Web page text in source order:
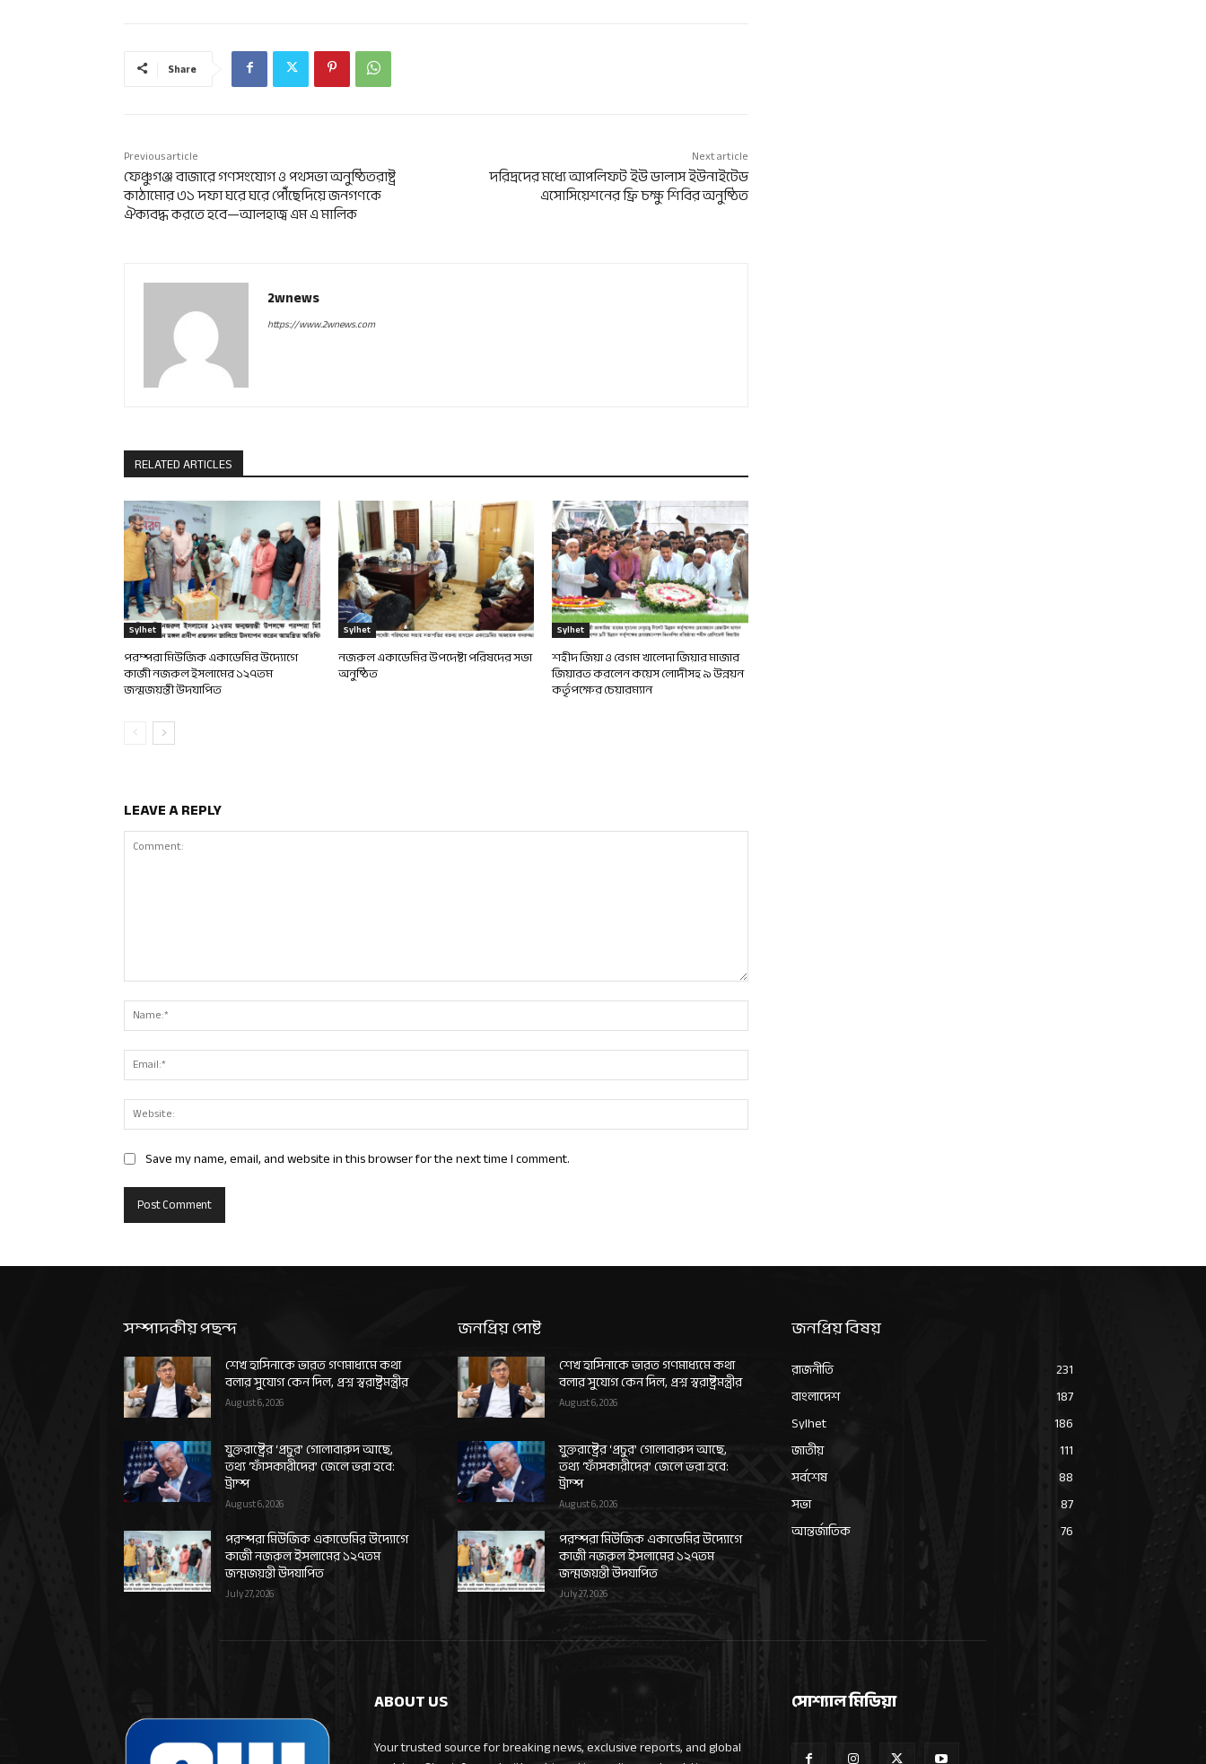
Share
Previous article
ফেঞ্চুগঞ্জ বাজারে গণসংযোগ ও পথসভা অনুষ্ঠিতরাষ্ট্র
কাঠামোর ৩১ দফা ঘরে ঘরে পৌঁছেদিয়ে জনগণকে
ঐক্যবদ্ধ করতে হবে—আলহাজ্ব এম এ মালিক
Next article
দরিদ্রদের মধ্যে আপলিফট ইউ ডালাস ইউনাইটেড
এসোসিয়েশনের ফ্রি চক্ষু শিবির অনুষ্ঠিত
2wnews
https://www.2wnews.com
RELATED ARTICLES
Sylhet
পরম্পরা মিউজিক একাডেমির উদ্যোগে
কাজী নজরুল ইসলামের ১২৭তম
জন্মজয়ন্তী উদযাপিত
Sylhet
নজরুল একাডেমির উপদেষ্টা পরিষদের সভা
অনুষ্ঠিত
Sylhet
শহীদ জিয়া ও বেগম খালেদা জিয়ার মাজার
জিয়ারত করলেন কয়েস লোদীসহ ৯ উন্নয়ন
কর্তৃপক্ষের চেয়ারম্যান
LEAVE A REPLY
Comment:
Name:*
Email:*
Website:
Save my name, email, and website in this browser for the next time I comment.
সম্পাদকীয় পছন্দ
শেখ হাসিনাকে ভারত গণমাধ্যমে কথা
বলার সুযোগ কেন দিল, প্রশ্ন স্বরাষ্ট্রমন্ত্রীর
August 6, 2026
যুক্তরাষ্ট্রের ‘প্রচুর’ গোলাবারুদ আছে,
তথ্য ‘ফাঁসকারীদের’ জেলে ভরা হবে:
ট্রাম্প
August 6, 2026
পরম্পরা মিউজিক একাডেমির উদ্যোগে
কাজী নজরুল ইসলামের ১২৭তম
জন্মজয়ন্তী উদযাপিত
July 27, 2026
জনপ্রিয় পোষ্ট
শেখ হাসিনাকে ভারত গণমাধ্যমে কথা
বলার সুযোগ কেন দিল, প্রশ্ন স্বরাষ্ট্রমন্ত্রীর
August 6, 2026
যুক্তরাষ্ট্রের ‘প্রচুর’ গোলাবারুদ আছে,
তথ্য ‘ফাঁসকারীদের’ জেলে ভরা হবে:
ট্রাম্প
August 6, 2026
পরম্পরা মিউজিক একাডেমির উদ্যোগে
কাজী নজরুল ইসলামের ১২৭তম
জন্মজয়ন্তী উদযাপিত
July 27, 2026
জনপ্রিয় বিষয়
রাজনীতি
231
বাংলাদেশ
187
Sylhet
186
জাতীয়
111
সর্বশেষ
88
সভা
87
আন্তর্জাতিক
76
ABOUT US
Your trusted source for breaking news, exclusive reports, and global
সোশ্যাল মিডিয়া